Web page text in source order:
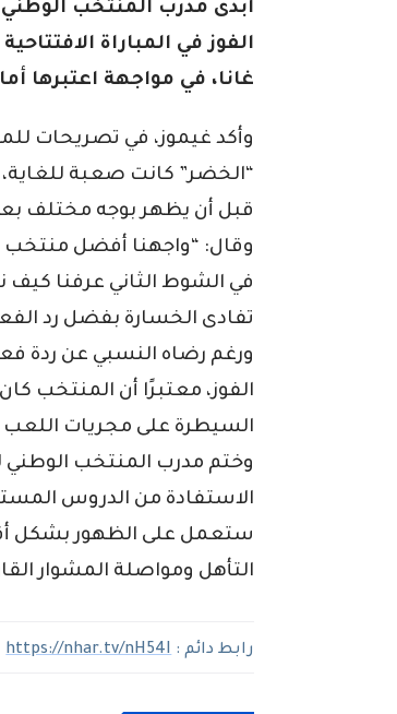
الفوز في المباراة
غانا، في مواجهة اعتبرها
وأكد غيموز، في تصريحات
“الخضر” كانت صعبة للغاية،
قبل أن يظهر بوجه مختلف
وقال: “واجهنا أفضل منتخب
في الشوط الثاني عرفنا كيف
تفادى الخسارة بفضل رد
ورغم رضاه النسبي عن ردة
الفوز، معتبرًا أن المنتخب
السيطرة على مجريات
الاستفادة من الدروس
ستعمل على الظهور بشكل
التأهل ومواصلة المشوار
رابط دائم :https://nhar.tv/nH54I